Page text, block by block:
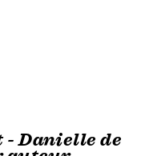
Danielle de